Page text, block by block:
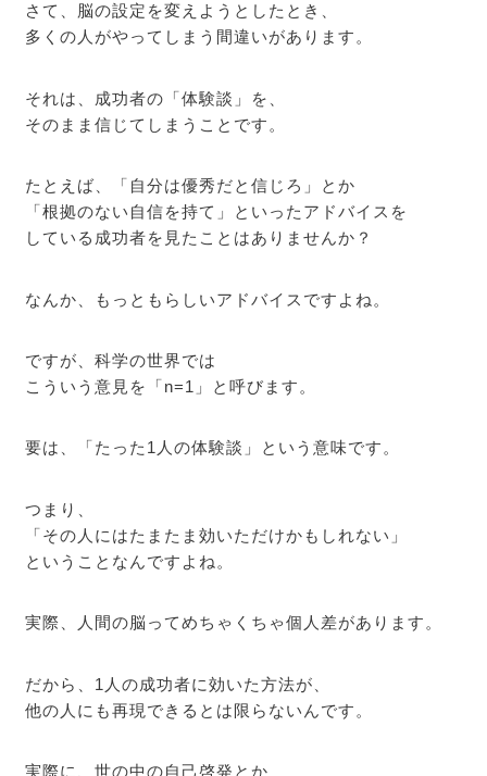
さて、脳の設定を変えようとしたとき、
多くの人がやってしまう間違いがあります。
それは、成功者の「体験談」を、
そのまま信じてしまうことです。
たとえば、「自分は優秀だと信じろ」とか
「根拠のない自信を持て」といったアドバイスを
している成功者を見たことはありませんか？
なんか、もっともらしいアドバイスですよね。
ですが、科学の世界では
こういう意見を「n=1」と呼びます。
要は、「たった1人の体験談」という意味です。
つまり、
「その人にはたまたま効いただけかもしれない」
ということなんですよね。
実際、人間の脳ってめちゃくちゃ個人差があります。
だから、1人の成功者に効いた方法が、
他の人にも再現できるとは限らないんです。
実際に、世の中の自己啓発とか